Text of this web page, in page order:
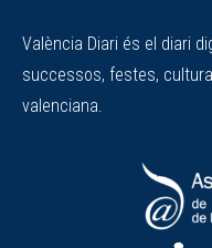
València Diari és el diari
successos, festes,
valenciana.